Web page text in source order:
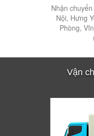
Nhận
Nội, Hưng
Phòng,
Vận